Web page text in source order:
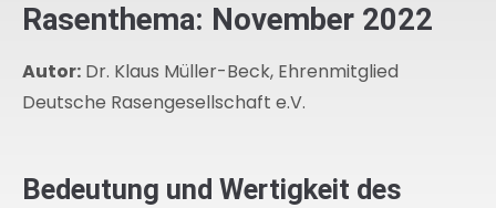
Rasenthema: November 2022
Autor: Dr. Klaus Müller-Beck, Ehrenmitglied
Deutsche Rasengesellschaft e.V.
Bedeutung und Wertigkeit des